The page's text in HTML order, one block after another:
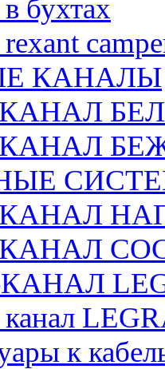
бухтах
КАНАЛЫ
КАНАЛ
канал
к